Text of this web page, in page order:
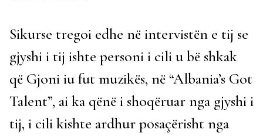
Sikurse tregoi edhe në intervistën e tij se
gjyshi i tij ishte personi i cili u bë shkak
që Gjoni iu fut muzikës, në “Albania’s Got
Talent”, ai ka qënë i shoqëruar nga gjyshi i
tij, i cili kishte ardhur posaçërisht nga